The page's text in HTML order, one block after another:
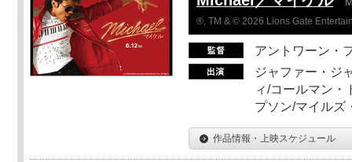
®, TM & © 2026 Lions Gate
アントワーン・
ジャファー・ジ
ィ/コールマン・
プソン/マイルズ
作品情報・上映スケジュール